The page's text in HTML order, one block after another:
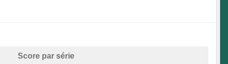
Score par série